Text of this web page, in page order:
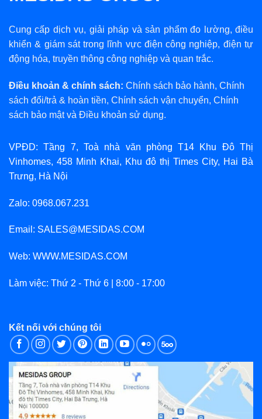
Cung cấp dịch vụ, giải pháp và sản phẩm đo lường, điều
khiển & giám sát trong lĩnh vực điện công nghiệp, điện tự
động hóa, truyền thông công nghiệp và quan trắc.
Điều khoản & chính sách: Chính sách bảo hành, Chính
sách đổi/trả & hoàn tiền, Chính sách vận chuyển, Chính
sách bảo mậtvà Điều khoản sử dụng.
VPĐD: Tầng 7, Toà nhà văn phòng T14 Khu Đô Thị
Vinhomes, 458 Minh Khai, Khu đô thị Times City, Hai Bà
Trưng, Hà Nội
Zalo: 0968.067.231
Email: SALES@MESIDAS.COM
Web: WWW.MESIDAS.COM
Làm việc: Thứ 2 - Thứ 6 | 8:00 - 17:00
Kết nối với chúng tôi